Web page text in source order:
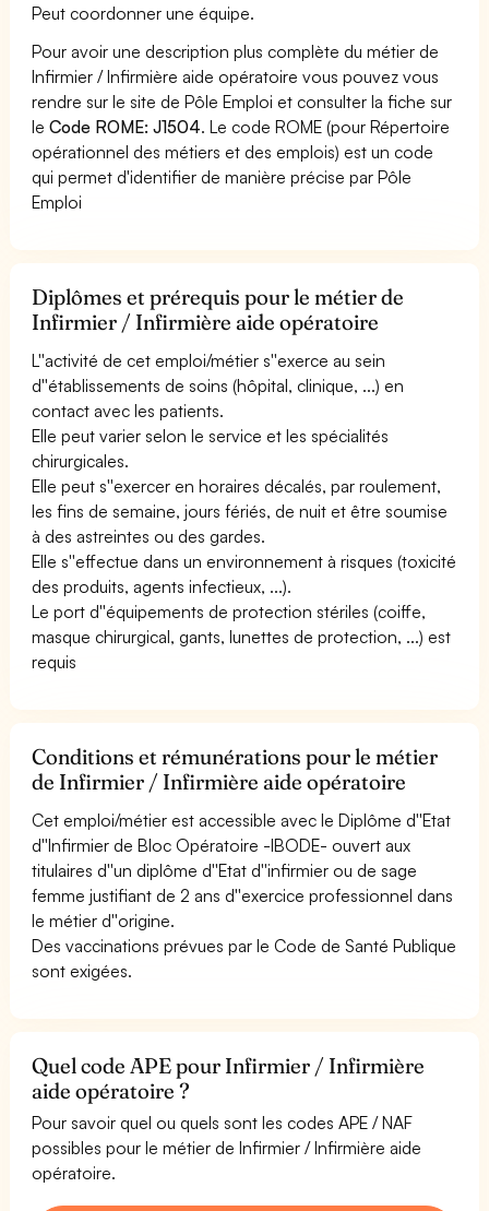
Peut coordonner une équipe.
Pour avoir une description plus complète du métier de
Infirmier / Infirmière aide opératoire vous pouvez vous
rendre sur le site de Pôle Emploi et consulter la fiche sur
leCode ROME: J1504. Le code ROME (pour Répertoire
opérationnel des métiers et des emplois) est un code
qui permet d'identifier de manière précise par Pôle
Emploi
Diplômes et prérequis pour le métier de
Infirmier / Infirmière aide opératoire
L''activité de cet emploi/métier s''exerce au sein
d''établissements de soins (hôpital, clinique, ...) en
contact avec les patients.
Elle peut varier selon le service et les spécialités
chirurgicales.
Elle peut s''exercer en horaires décalés, par roulement,
les fins de semaine, jours fériés, de nuit et être soumise
à des astreintes ou des gardes.
Elle s''effectue dans un environnement à risques (toxicité
des produits, agents infectieux, ...).
Le port d''équipements de protection stériles (coiffe,
masque chirurgical, gants, lunettes de protection, ...) est
requis
Conditions et rémunérations pour le métier
de Infirmier / Infirmière aide opératoire
Cet emploi/métier est accessible avec le Diplôme d''Etat
d''Infirmier de Bloc Opératoire -IBODE- ouvert aux
titulaires d''un diplôme d''Etat d''infirmier ou de sage
femme justifiant de 2 ans d''exercice professionnel dans
le métier d''origine.
Des vaccinations prévues par le Code de Santé Publique
sont exigées.
Quel code APE pour Infirmier / Infirmière
aide opératoire ?
Pour savoir quel ou quels sont les codes APE / NAF
possibles pour le métier de Infirmier / Infirmière aide
opératoire.